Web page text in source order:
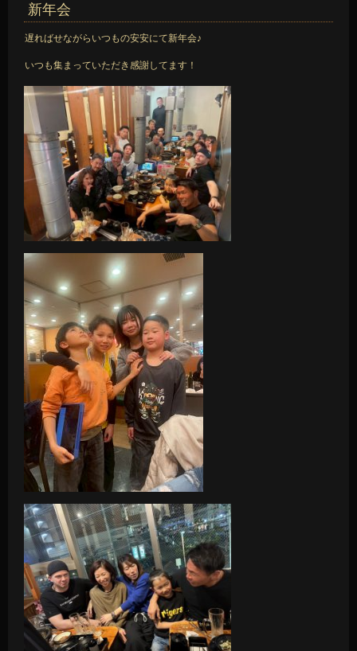
新年会
遅ればせながらいつもの安安にて新年会♪
いつも集まっていただき感謝してます！